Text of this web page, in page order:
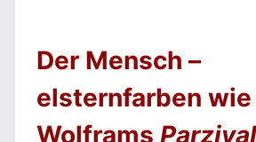
Der Mensch –
elsternfarben wie
Wolframs Parzival